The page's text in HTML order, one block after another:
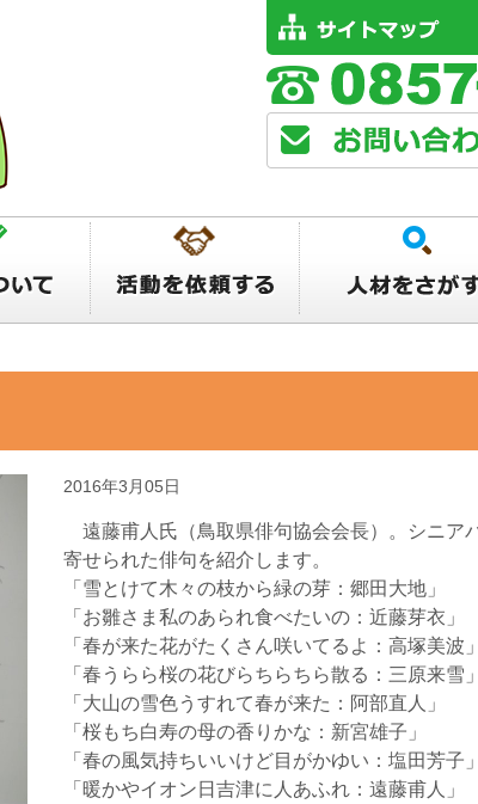
2016年3月05日
遠藤甫人氏（鳥取県俳句協会会長）。シニア
寄せられた俳句を紹介します。
「雪とけて木々の枝から緑の芽：郷田大地」
「お雛さま私のあられ食べたいの：近藤芽衣」
「春が来た花がたくさん咲いてるよ：高塚美波」
「春うらら桜の花びらちらちら散る：三原来雪」
「大山の雪色うすれて春が来た：阿部直人」
「桜もち白寿の母の香りかな：新宮雄子」
「春の風気持ちいいけど目がかゆい：塩田芳子」
「暖かやイオン日吉津に人あふれ：遠藤甫人」